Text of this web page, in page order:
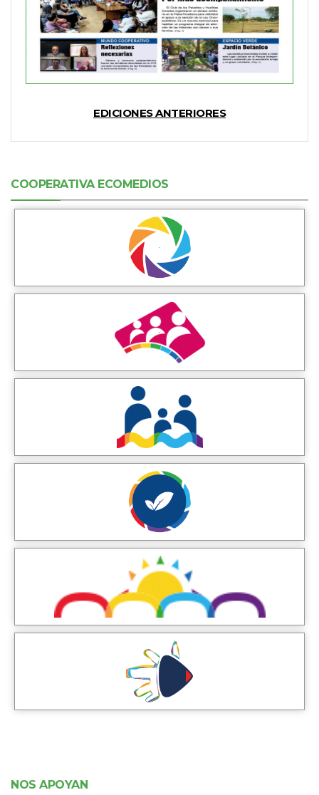
EDICIONES ANTERIORES
COOPERATIVA ECOMEDIOS
NOS APOYAN